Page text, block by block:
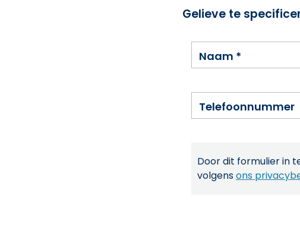
Gelieve te
Naam *
Telefoonnummer
Door dit formulier in
volgensons